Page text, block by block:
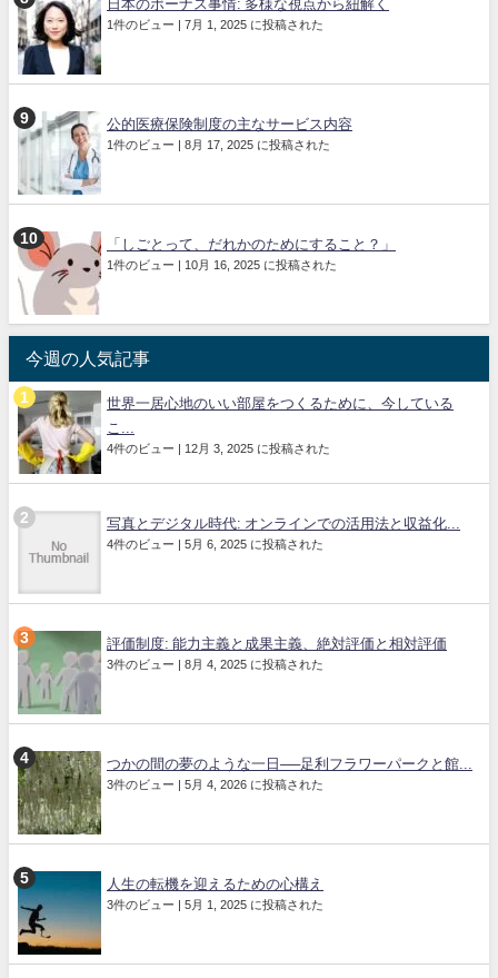
日本のボーナス事情: 多様な視点から紐解く
1件のビュー | 7月 1, 2025 に投稿された
公的医療保険制度の主なサービス内容
1件のビュー | 8月 17, 2025 に投稿された
「しごとって、だれかのためにすること？」
1件のビュー | 10月 16, 2025 に投稿された
今週の人気記事
世界一居心地のいい部屋をつくるために、今している
こ...
4件のビュー | 12月 3, 2025 に投稿された
写真とデジタル時代: オンラインでの活用法と収益化...
4件のビュー | 5月 6, 2025 に投稿された
評価制度: 能力主義と成果主義、絶対評価と相対評価
3件のビュー | 8月 4, 2025 に投稿された
つかの間の夢のような一日──足利フラワーパークと館...
3件のビュー | 5月 4, 2026 に投稿された
人生の転機を迎えるための心構え
3件のビュー | 5月 1, 2025 に投稿された